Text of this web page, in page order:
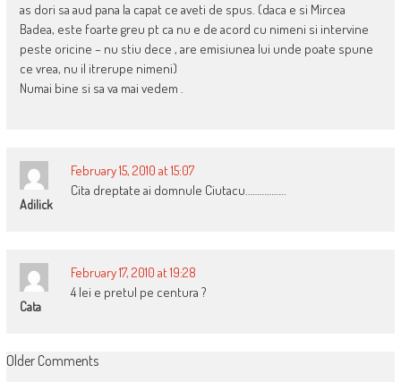
as dori sa aud pana la capat ce aveti de spus. (daca e si Mircea
Badea, este foarte greu pt ca nu e de acord cu nimeni si intervine
peste oricine – nu stiu dece , are emisiunea lui unde poate spune
ce vrea, nu il itrerupe nimeni)
Numai bine si sa va mai vedem .
Adilick
February 15, 2010 at 15:07
Cita dreptate ai domnule Ciutacu……………..
Cata
February 17, 2010 at 19:28
4 lei e pretul pe centura ?
COMMENT
Older Comments